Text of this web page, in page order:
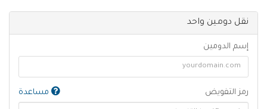
نقل دومين واحد
إسم الدومين
رمز التفويض مساعدة